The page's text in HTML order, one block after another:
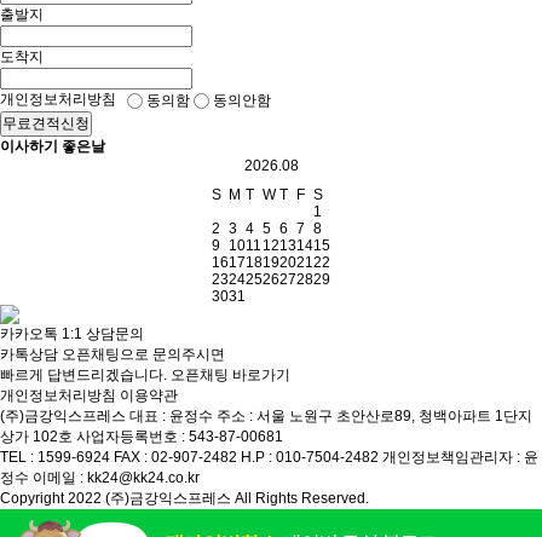
출발지
도착지
개인정보처리방침 동의함
동의안함
무료견적신청
이사하기 좋은날
2026.08
S M T W T F S
1
2 3 4 5 6 7 8
9 1011 12131415
161718192021 22
23242526272829
3031
카카오톡 1:1 상담문의
카톡상담 오픈채팅으로 문의주시면
빠르게 답변드리겠습니다. 오픈채팅 바로가기
개인정보처리방침 이용약관
(주)금강익스프레스 대표 : 윤정수 주소 : 서울 노원구 초안산로89, 청백아파트 1단지
상가 102호 사업자등록번호 : 543-87-00681
TEL : 1599-6924 FAX : 02-907-2482 H.P : 010-7504-2482 개인정보책임관리자 : 윤
정수 이메일 : kk24@kk24.co.kr
Copyright 2022 (주)금강익스프레스 All Rights Reserved.